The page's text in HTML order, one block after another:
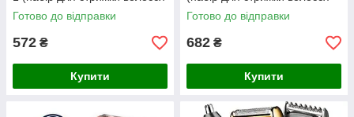
та бороди)
Готово до відправки
572 ₴
Купити
та бороди)
Готово до відправки
682 ₴
Купити